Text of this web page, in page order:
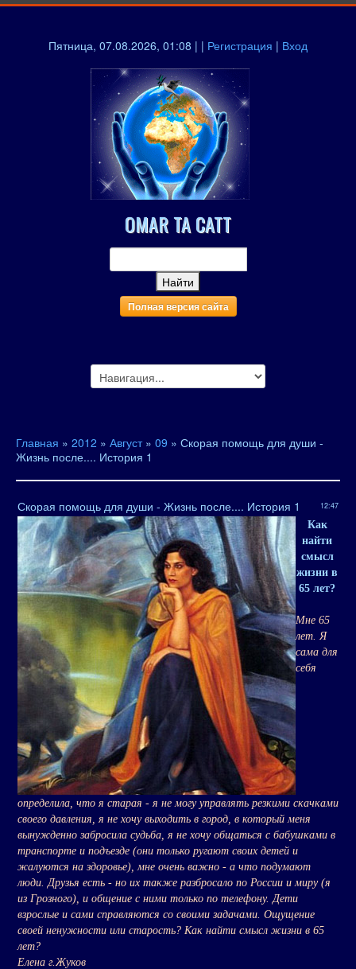
Пятница, 07.08.2026, 01:08 | | Регистрация | Вход
OMAR TA CATT
Полная версия сайта
Главная » 2012 » Август » 09 » Скорая помощь для души -
Жизнь после.... История 1
12:47
Скорая помощь для души - Жизнь после.... История 1
Как
найти
смысл
жизни в
65 лет?
Мне 65
лет. Я
сама для
себя
определила, что я старая - я не могу управлять резкими скачками
своего давления, я не хочу выходить в город, в который меня
вынужденно забросила судьба, я не хочу общаться с бабушками в
транспорте и подъезде (они только ругают своих детей и
жалуются на здоровье), мне очень важно - а что подумают
люди. Друзья есть - но их также разбросало по России и миру (я
из Грозного), и общение с ними только по телефону. Дети
взрослые и сами справляются со своими задачами. Ощущение
своей ненужности или старость? Как найти смысл жизни в 65
лет?
Елена г.Жуков